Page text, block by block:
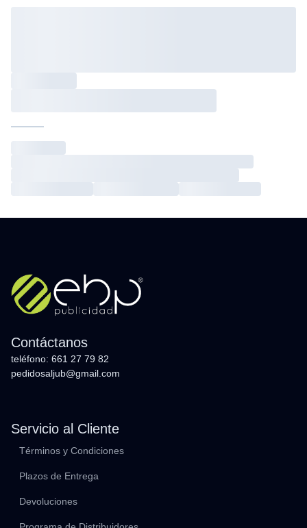
Contáctanos
teléfono: 661 27 79 82
pedidosaljub@gmail.com
Servicio al Cliente
Términos y Condiciones
Plazos de Entrega
Devoluciones